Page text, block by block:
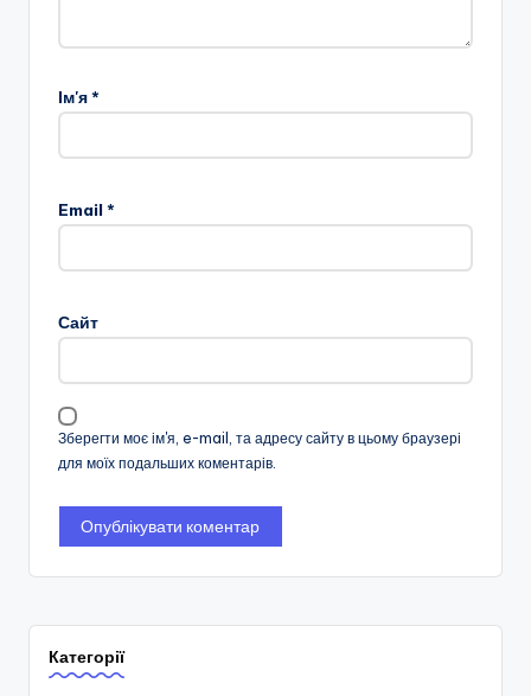
Ім'я*
Email *
Сайт
Зберегти моє ім'я, e-mail, та адресу сайту в цьому браузері
для моїх подальших коментарів.
Категорії